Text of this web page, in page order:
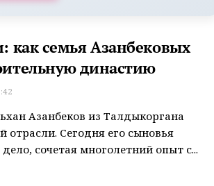
как семья Азанбековых
династию
Азанбеков из Талдыкоргана
отрасли. Сегодня его сыновья
сочетая многолетний опыт с...